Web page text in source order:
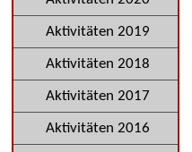
Aktivitäten 2019
Aktivitäten 2018
Aktivitäten 2017
Aktivitäten 2016